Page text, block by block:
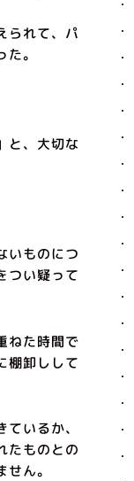
られて、パ
。
と、大切な
いものにつ
つい疑って
ねた時間で
棚卸しして
いるか、
たものとの
ん。